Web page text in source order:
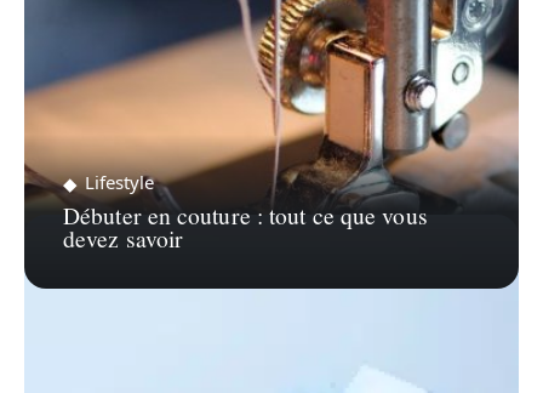
Lifestyle
Débuter en couture : tout ce que vous
devez savoir